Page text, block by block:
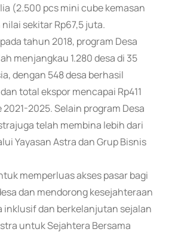
(2.500 pcs mini cube kemasan
sekitar Rp67,5 juta.
tahun 2018, program Desa
menjangkau 1.280 desa di 35
dengan 548 desa berhasil
total ekspor mencapai Rp411
2025. Selain program Desa
telah membina lebih dari
Yayasan Astra dan Grup Bisnis
memperluas akses pasar bagi
dan mendorong kesejahteraan
inklusif dan berkelanjutan sejalan
untuk Sejahtera Bersama